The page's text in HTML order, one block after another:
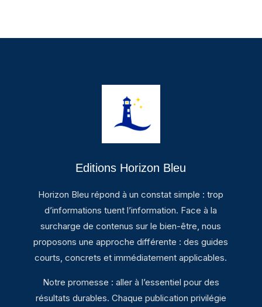
Editions Horizon Bleu
Horizon Bleu répond à un constat simple : trop
d’informations tuent l’information. Face à la
surcharge de contenus sur le bien-être, nous
proposons une approche différente : des guides
courts, concrets et immédiatement applicables.
Notre promesse : aller à l’essentiel pour des
résultats durables. Chaque publication privilégie